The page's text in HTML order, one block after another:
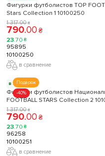
Фигурки футболистов TOP
Stars Collection 1 10100250
1 317.00 ₴
790.00 ₴
23.70 ₴
95895
10100250
в сравнение
Подарок
-40%
в наличии
Фигурки футболистов
FOOTBALL STARS Collection 2
1 317.00 ₴
790.00 ₴
23.70 ₴
96258
10100251
в сравнение